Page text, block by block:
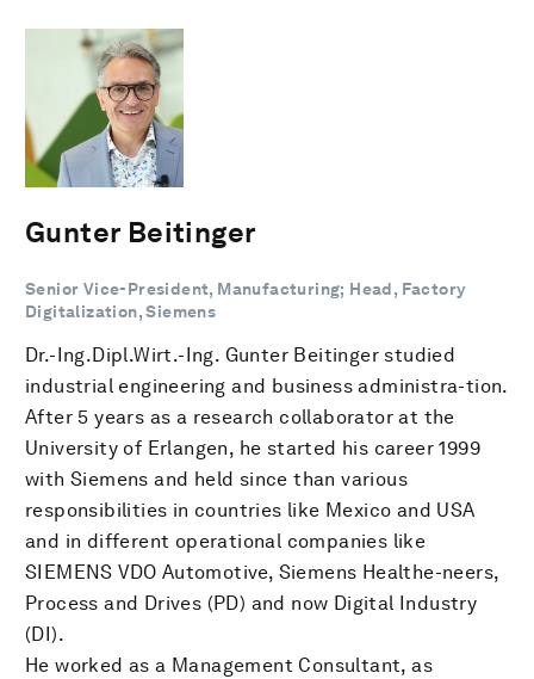
Gunter Beitinger
Senior Vice-President, Manufacturing; Head, Factory
Digitalization, Siemens
Dr.-Ing.Dipl.Wirt.-Ing. Gunter Beitinger studied
industrial engineering and business administra-tion.
After 5 years as a research collaborator at the
University of Erlangen, he started his career 1999
with Siemens and held since than various
responsibilities in countries like Mexico and USA
and in different operational companies like
SIEMENS VDO Automotive, Siemens Healthe-neers,
Process and Drives (PD) and now Digital Industry
(DI).
He worked as a Management Consultant, as